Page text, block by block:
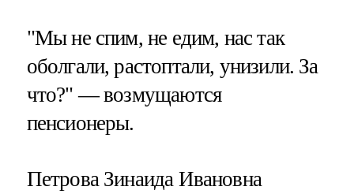
"Мы не спим, не едим, нас так
оболгали, растоптали, унизили. За
что?" — возмущаются
пенсионеры.
Петрова Зинаида Ивановна